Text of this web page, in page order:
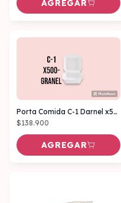
AGREGAR
Porta Comida C-1 Darnel x500 Granel
$138.900
AGREGAR